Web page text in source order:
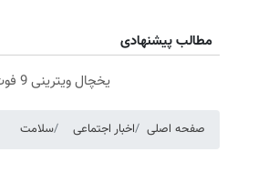
مطالب پیشنهادی
یخچال ویترینی 9 فوت ایستکول (جدید)
صفحه اصلی اخبار اجتماعی سلامت